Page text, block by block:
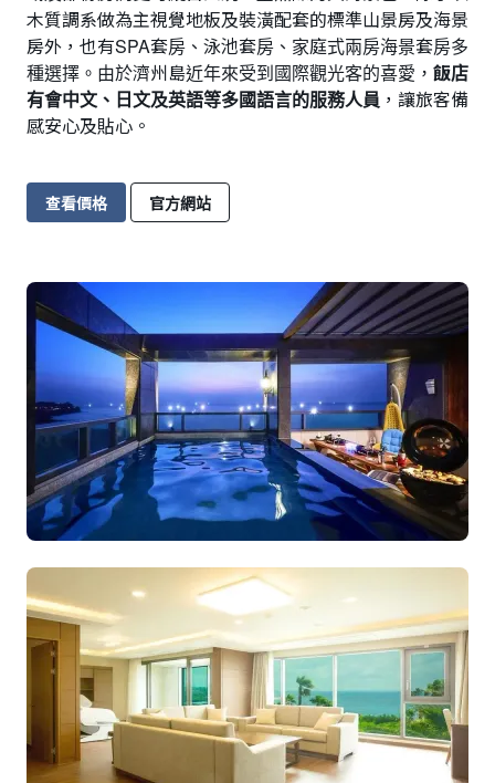
木質調系做為主視覺地板及裝潢配套的標準山景房及海景
房外，也有SPA套房、泳池套房、家庭式兩房海景套房多
種選擇。由於濟州島近年來受到國際觀光客的喜愛， 飯店
有會中文、日文及英語等多國語言的服務人員 ，讓旅客備
感安心及貼心。
查看價格 官方網站